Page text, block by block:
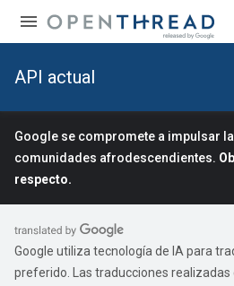
API actual
Google se compromete a impulsar
comunidades afrodescendientes.
respecto.
Google utiliza tecnología de IA para
preferido. Las traducciones